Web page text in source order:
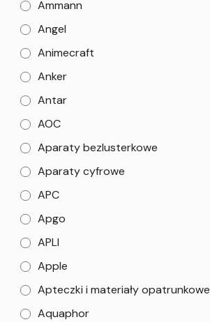
Ammann
Angel
Animecraft
Anker
Antar
AOC
Aparaty bezlusterkowe
Aparaty cyfrowe
APC
Apgo
APLI
Apple
Apteczki i materiały opatrunkowe
Aquaphor